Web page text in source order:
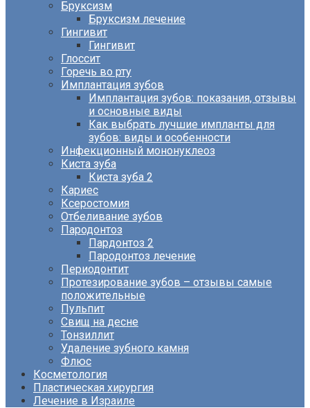
Бруксизм
Бруксизм лечение
Гингивит
Гингивит
Глоссит
Горечь во рту
Имплантация зубов
Имплантация зубов: показания, отзывы
и основные виды
Как выбрать лучшие импланты для
зубов: виды и особенности
Инфекционный мононуклеоз
Киста зуба
Киста зуба 2
Кариес
Ксеростомия
Отбеливание зубов
Пародонтоз
Пардонтоз 2
Пародонтоз лечение
Периодонтит
Протезирование зубов – отзывы самые
положительные
Пульпит
Свищ на десне
Тонзиллит
Удаление зубного камня
Флюс
Косметология
Пластическая хирургия
Лечение в Израиле